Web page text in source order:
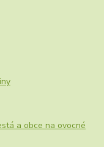
a obce na ovocné